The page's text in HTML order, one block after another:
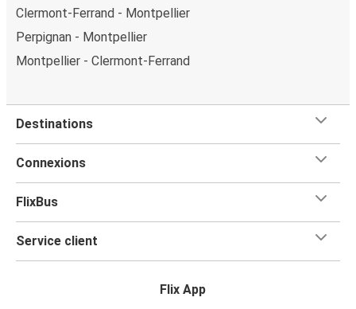
Clermont-Ferrand - Montpellier
Perpignan - Montpellier
Montpellier - Clermont-Ferrand
Destinations
Connexions
FlixBus
Service client
Flix App